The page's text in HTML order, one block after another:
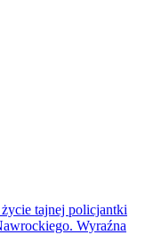
tajnej policjantki
Wyraźna